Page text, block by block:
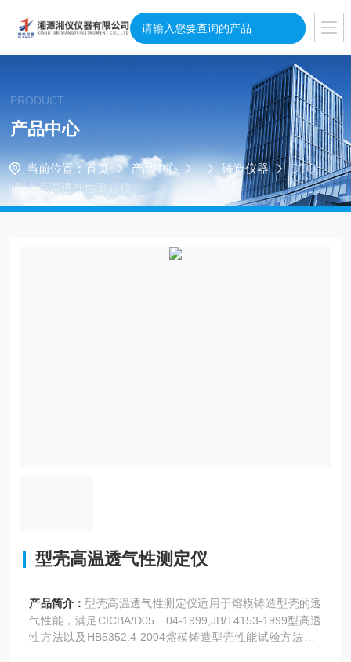
PRODUCT
产品中心
当前位置： 首页 产品中心 铸造仪器
DTQ-
II型壳高温透气性测定仪
型壳高温透气性测定仪
产品简介：型壳高温透气性测定仪适用于熔模铸造型壳的透
气性能，满足CICBA/D05、04-1999,JB/T4153-1999型高透
性方法以及HB5352.4-2004熔模铸造型壳性能试验方法第4